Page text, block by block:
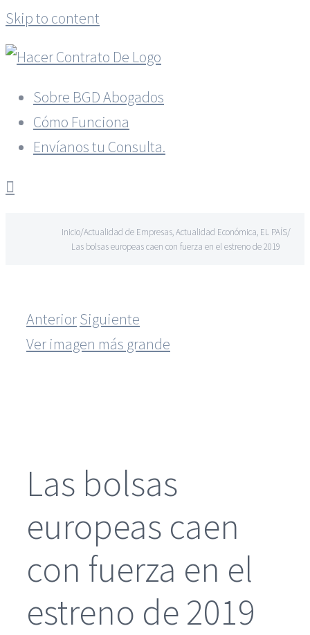
Skip to content
Sobre BGD Abogados
Cómo Funciona
Envíanos tu Consulta.
Inicio/Actualidad de Empresas,Actualidad Económica, EL PAÍS/
Las bolsas europeas caen con fuerza en el estreno de 2019
AnteriorSiguiente
Ver imagen más grande
Las bolsas
europeas caen
con fuerza en el
estreno de 2019